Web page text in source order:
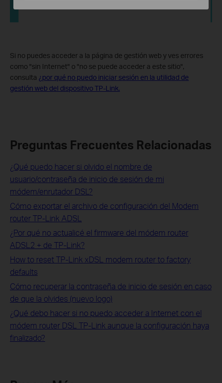
Si no puedes acceder a la página de gestión web y ves errores
como "sin Internet" o "no se puede acceder a este sitio",
consulta ¿por qué no puedo iniciar sesión en la utilidad de
gestión web del dispositivo TP-Link.
Preguntas Frecuentes Relacionadas
¿Qué puedo hacer si olvido el nombre de
usuario/contraseña de inicio de sesión de mi
módem/enrutador DSL?
Cómo exportar el archivo de configuración del Modem
router TP-Link ADSL
¿Por qué no actualicé el firmware del módem router
ADSL2 + de TP-Link?
How to reset TP-Link xDSL modem router to factory
defaults
Cómo recuperar la contraseña de inicio de sesión en caso
de que la olvides (nuevo logo)
¿Qué debo hacer si no puedo acceder a Internet con el
módem router DSL TP-Link aunque la configuración haya
finalizado?